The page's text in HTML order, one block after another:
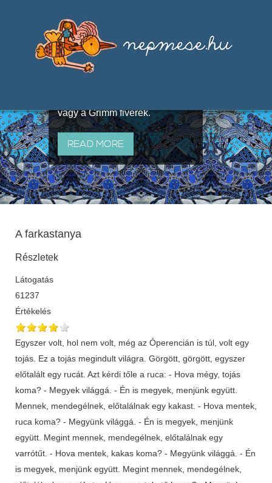
útján terjedő elbeszélésekből,
melyeket olyan ismert gyűjtők
állítottak össze, mint Benedek
vagy a Grimm fivérek.
READ MORE
A farkastanya
Részletek
Látogatás
61237
Értékelés
Egyszer volt, hol nem volt, még az Óperencián is túl, volt egy
tojás. Ez a tojás megindult világra. Görgött, görgött, egyszer
előtalált egy rucát. Azt kérdi tőle a ruca: - Hova mégy, tojás
koma? - Megyek világgá. - Én is megyek, menjünk együtt.
Mennek, mendegélnek, előtalálnak egy kakast. - Hova mentek,
ruca koma? - Megyünk világgá. - Én is megyek, menjünk
együtt. Megint mennek, mendegélnek, előtalálnak egy
varrótűt. - Hova mentek, kakas koma? - Megyünk világgá. - Én
is megyek, menjünk együtt. Megint mennek, mendegélnek,